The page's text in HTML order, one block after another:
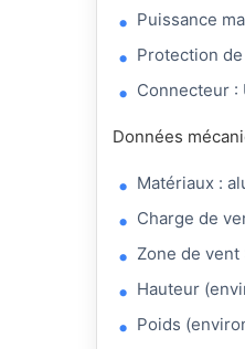
Puissance
Protection
Connecteur :
Données
Matériaux :
Charge de
Zone de vent
Hauteur
Poids